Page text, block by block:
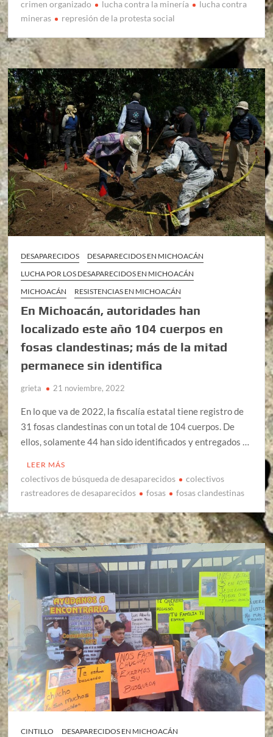
crimen organizado lucha contra la minería
lucha contra
mineras
represión de la protesta social
DESAPARECIDOS
DESAPARECIDOS EN MICHOACÁN
LUCHA POR LOS DESAPARECIDOS EN MICHOACÁN
MICHOACÁN
RESISTENCIAS EN MICHOACÁN
En Michoacán, autoridades han
localizado este año 104 cuerpos en
fosas clandestinas; más de la mitad
permanece sin identifica
grieta 21 noviembre, 2022
En lo que va de 2022, la fiscalía estatal tiene registro de
31 fosas clandestinas con un total de 104 cuerpos. De
ellos, solamente 44 han sido identificados y entregados …
LEER MÁS
colectivos de búsqueda de desaparecidos
colectivos
rastreadores de desaparecidos
fosas fosas clandestinas
CINTILLO
DESAPARECIDOS EN MICHOACÁN